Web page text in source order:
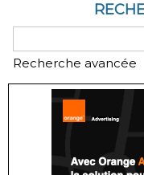
Recherche avancée